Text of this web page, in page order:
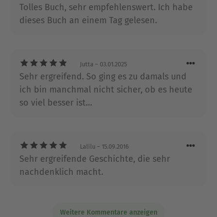
Flusskrebse".
mehrere Romane geschrieben, doch der
Durchbruch gelang ihr mit “Die Geschichte eines
schönen Mädchens”. Die Vorlage für dieses Buch
lieferte ihr das Leben ihrer behinderten
Schwester. Sie lebt mit ihrem Mann, einem
Tolles Buch, sehr empfehlenswert. Ich habe
dieses Buch an einem Tag gelesen.
Jutta – 03.01.2025
Sehr ergreifend. So ging es zu damals und
ich bin manchmal nicht sicher, ob es heute
so viel besser ist…
Lalilu – 15.09.2016
Sehr ergreifende Geschichte, die sehr
nachdenklich macht.
Weitere Kommentare anzeigen